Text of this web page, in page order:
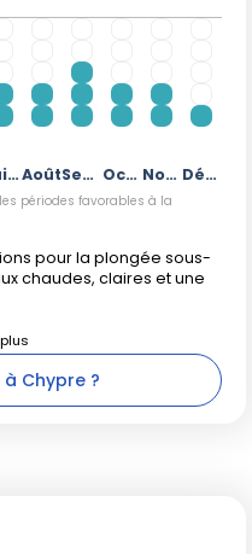
JuilletAoût Septembre Octobre Novembre Décembre
périodes favorables à la
pour la plongée sous-
chaudes, claires et une
Chypre ?